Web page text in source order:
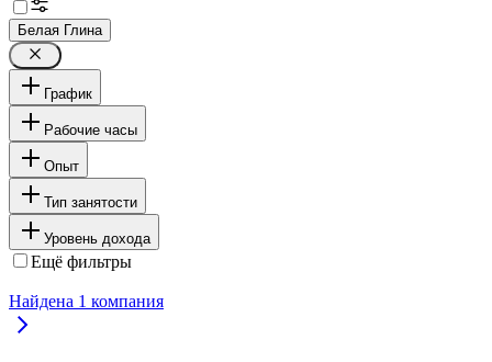
Белая Глина
График
Рабочие часы
Опыт
Тип занятости
Уровень дохода
Ещё фильтры
Найдена 1 компания